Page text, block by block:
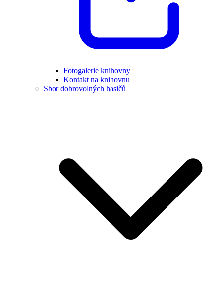
Fotogalerie knihovny
Kontakt na knihovnu
Sbor dobrovolných hasičů